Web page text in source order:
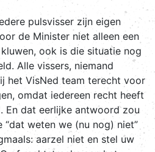
pulsvisser zijn eigen
de Minister niet alleen een
ook is die situatie nog
Alle vissers, niemand
het VisNed team terecht voor
omdat iedereen recht heeft
En dat eerlijke antwoord zou
weten we (nu nog) niet”
aarzel niet en stel uw